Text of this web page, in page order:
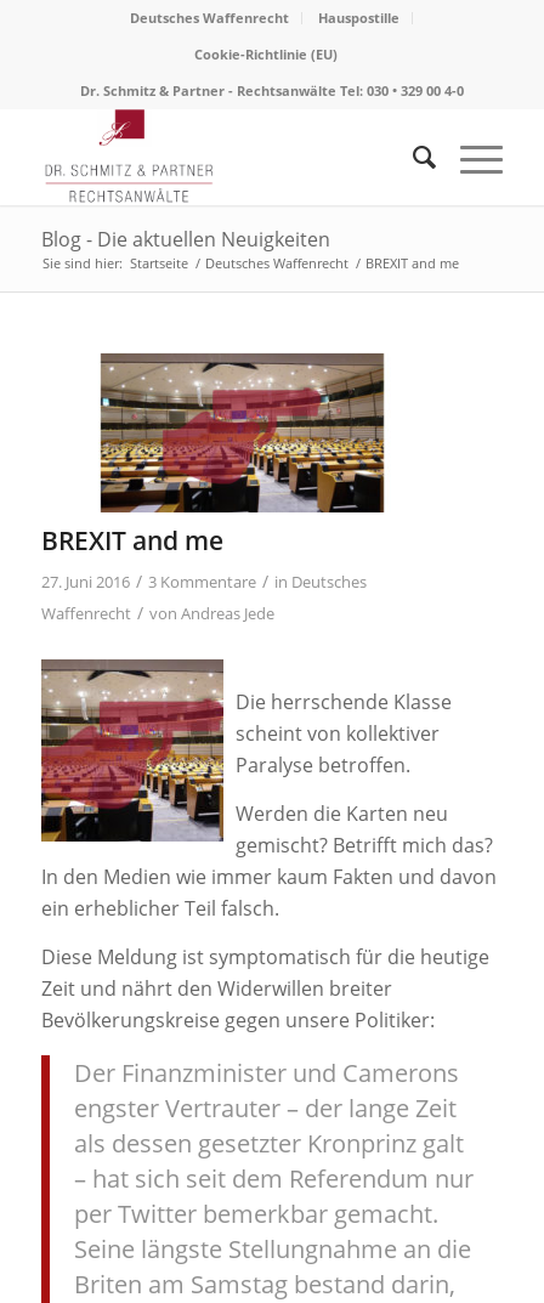
Deutsches Waffenrecht
Hauspostille
Cookie-Richtlinie (EU)
Dr. Schmitz & Partner - Rechtsanwälte Tel: 030 • 329 00 4-0
Blog - Die aktuellen Neuigkeiten
Sie sind hier: Startseite / Deutsches Waffenrecht / BREXIT and me
BREXIT and me
27. Juni 2016 / 3 Kommentare / in Deutsches
Waffenrecht / von Andreas Jede
Die herrschende Klasse
scheint von kollektiver
Paralyse betroffen.
Werden die Karten neu
gemischt? Betrifft mich das?
In den Medien wie immer kaum Fakten und davon
ein erheblicher Teil falsch.
Diese Meldung ist symptomatisch für die heutige
Zeit und nährt den Widerwillen breiter
Bevölkerungskreise gegen unsere Politiker:
Der Finanzminister und Camerons
engster Vertrauter – der lange Zeit
als dessen gesetzter Kronprinz galt
– hat sich seit dem Referendum nur
per Twitter bemerkbar gemacht.
Seine längste Stellungnahme an die
Briten am Samstag bestand darin,